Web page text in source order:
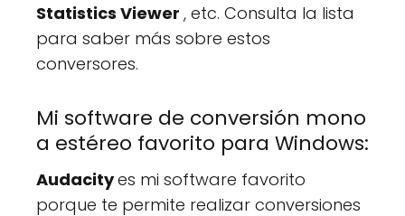
Statistics Viewer , etc. Consulta la lista
para saber más sobre estos
conversores.
Mi software de conversión mono
a estéreo favorito para Windows:
Audacityes mi software favorito
porque te permite realizar conversiones